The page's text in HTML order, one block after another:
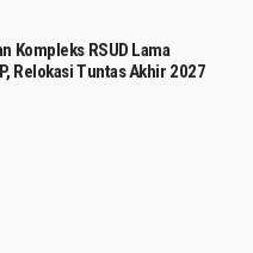
Kompleks RSUD Lama
Relokasi Tuntas Akhir 2027